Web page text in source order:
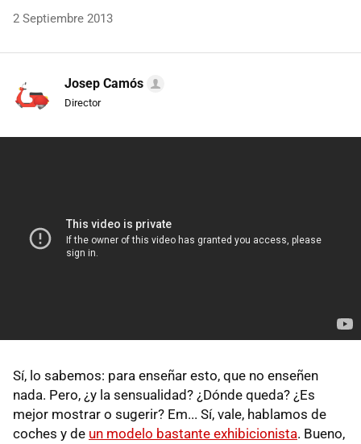
2 Septiembre 2013
Josep Camós
Director
Sí, lo sabemos: para enseñar esto, que no enseñen
nada. Pero, ¿y la sensualidad? ¿Dónde queda? ¿Es
mejor mostrar o sugerir? Em... Sí, vale, hablamos de
coches y de un modelo bastante exhibicionista. Bueno,